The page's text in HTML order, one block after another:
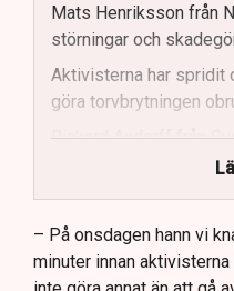
Mats Henriksson från
störningar och
Aktivisterna har spridit
göra torvbrytningen
Rickard Axdorff från
stort ekonomiskt
Dialogpolisen på plats
aktivisternas handlingar.
Frågor kvarstår om
– På onsdagen hann vi
minuter innan